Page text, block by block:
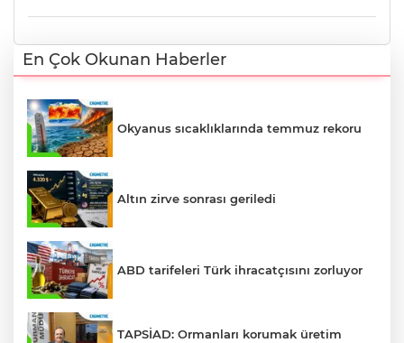
En Çok Okunan Haberler
Okyanus sıcaklıklarında temmuz rekoru
Altın zirve sonrası geriledi
ABD tarifeleri Türk ihracatçısını zorluyor
TAPSİAD: Ormanları korumak üretim